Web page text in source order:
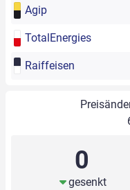
Agip
TotalEnergies
Raiffeisen
0
gesenkt